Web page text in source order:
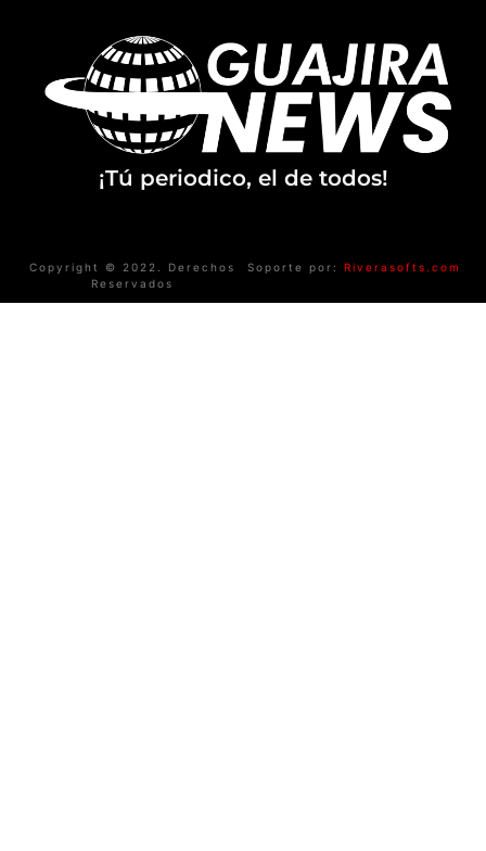
¡Tú periodico, el de todos!
Copyright © 2022. Derechos
Reservados
Soporte por: Riverasofts.com